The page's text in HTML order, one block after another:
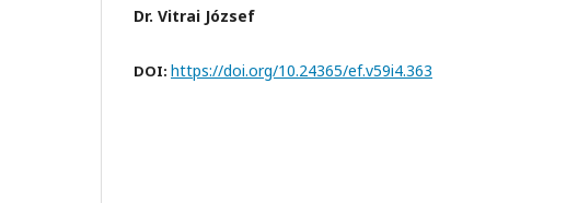
Dr. Vitrai József
DOI: https://doi.org/10.24365/ef.v59i4.363